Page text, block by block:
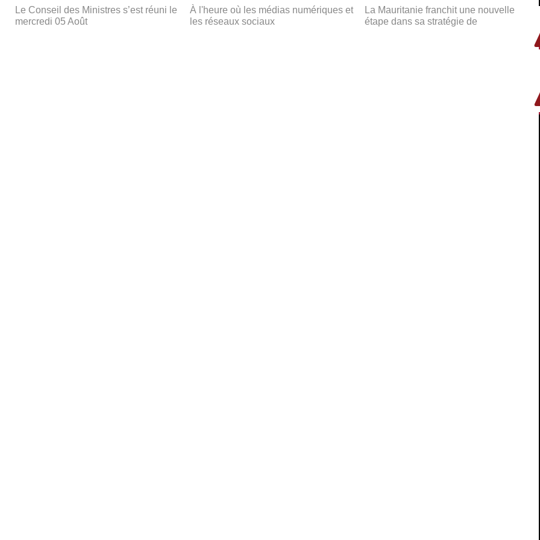
Le Conseil des Ministres s’est réuni le
mercredi 05 Août
À l'heure où les médias numériques et
les réseaux sociaux
La Mauritanie franchit une nouvelle
étape dans sa stratégie de